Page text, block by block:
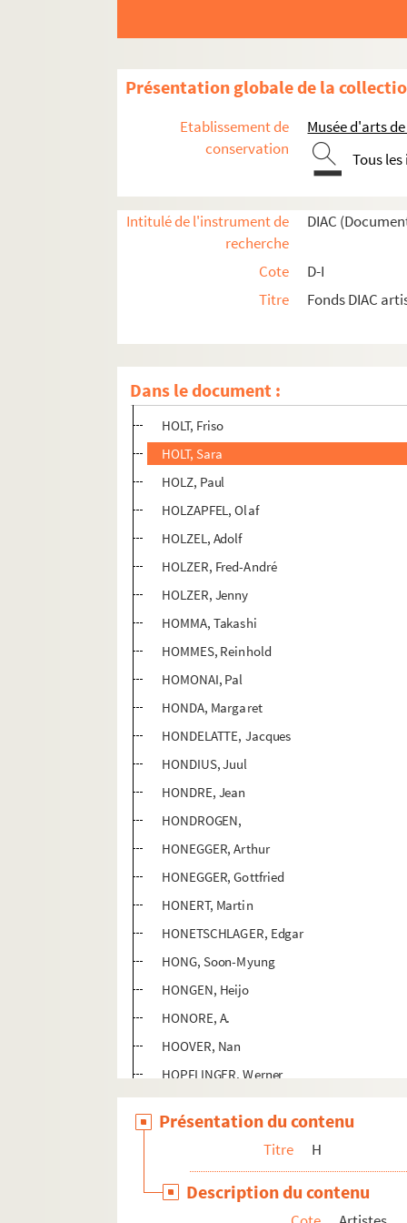
Présentation globale de la
Etablissement de
conservation
Musée d'arts
Tous
Intitulé de l'instrument de
recherche
DIAC
Cote
D-I
Titre
Fonds DIAC
Dans le document :
HOLL, Erwin
HOLLAND DAY, F.
HOLLER, Carsten
HOLLEY, Francine et Kitty
HOLMENS, Gerard
HOLMES, Andrew
HOLOMICEK, Bohdan
HOLT, Friso
HOLT, Sara
HOLZ, Paul
HOLZAPFEL, Olaf
HOLZEL, Adolf
HOLZER, Fred-André
HOLZER, Jenny
HOMMA, Takashi
HOMMES, Reinhold
HOMONAI, Pal
HONDA, Margaret
HONDELATTE, Jacques
HONDIUS, Juul
HONDRE, Jean
HONDROGEN,
HONEGGER, Arthur
HONEGGER, Gottfried
HONERT, Martin
HONETSCHLAGER, Edgar
HONG, Soon-Myung
HONGEN, Heijo
HONORE, A.
HOOVER, Nan
HOPFLINGER, Werner
HOPKINS, Budd
HOPKINS, Kelly
HOPKINS, Rip
Présentation du contenu
Titre H
Description du contenu